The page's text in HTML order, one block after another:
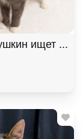
Черный с
ищет